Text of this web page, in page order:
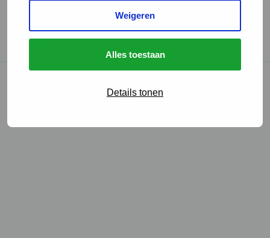
Weigeren
Alles toestaan
Details tonen
GGD Reisvaccinaties